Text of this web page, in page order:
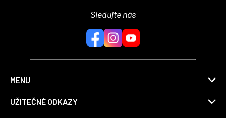
Sledujte nás
MENU
UŽITEČNÉ ODKAZY